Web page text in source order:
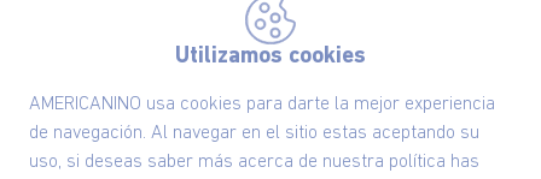
Utilizamos cookies
AMERICANINO usa cookies para darte la mejor experiencia
de navegación. Al navegar en el sitio estas aceptando su
uso, si deseas saber más acerca de nuestra política has